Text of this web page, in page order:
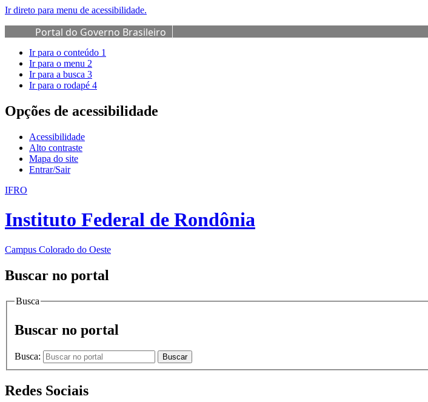
Ir direto para menu de acessibilidade.
Portal do Governo Brasileiro
Ir para o conteúdo 1
Ir para o menu 2
Ir para a busca 3
Ir para o rodapé 4
Opções de acessibilidade
Acessibilidade
Alto contraste
Mapa do site
Entrar/Sair
IFRO
Instituto Federal de Rondônia
Campus Colorado do Oeste
Buscar no portal
Busca
Buscar no portal
Busca: Buscar
Redes Sociais